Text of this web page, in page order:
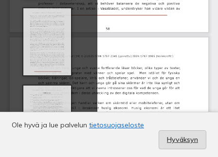
Ole hyvä ja lue palvelun tietosuojaseloste
Hyväksyn